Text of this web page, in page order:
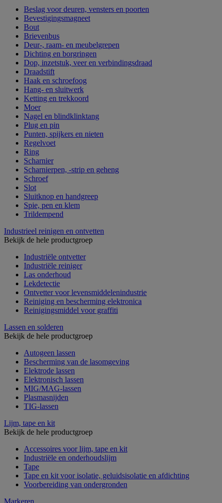
Beslag voor deuren, vensters en poorten
Bevestigingsmagneet
Bout
Brievenbus
Deur-, raam- en meubelgrepen
Dichting en borgringen
Dop, inzetstuk, veer en verbindingsdraad
Draadstift
Haak en schroefoog
Hang- en sluitwerk
Ketting en trekkoord
Moer
Nagel en blindklinktang
Plug en pin
Punten, spijkers en nieten
Regelvoet
Ring
Scharnier
Scharnierpen, -strip en geheng
Schroef
Slot
Sluitknop en handgreep
Spie, pen en klem
Trildempend
Industrieel reinigen en ontvetten
Bekijk de hele productgroep
Industriële ontvetter
Industriële reiniger
Las onderhoud
Lekdetectie
Ontvetter voor levensmiddelenindustrie
Reiniging en bescherming elektronica
Reinigingsmiddel voor graffiti
Lassen en solderen
Bekijk de hele productgroep
Autogeen lassen
Bescherming van de lasomgeving
Elektrode lassen
Elektronisch lassen
MIG/MAG-lassen
Plasmasnijden
TIG-lassen
Lijm, tape en kit
Bekijk de hele productgroep
Accessoires voor lijm, tape en kit
Industriële en onderhoudslijm
Tape
Tape en kit voor isolatie, geluidsisolatie en afdichting
Voorbereiding van ondergronden
Markeren